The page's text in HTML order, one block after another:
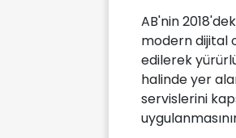
AB'nin
modern dijital
edilerek
halinde yer
servislerini